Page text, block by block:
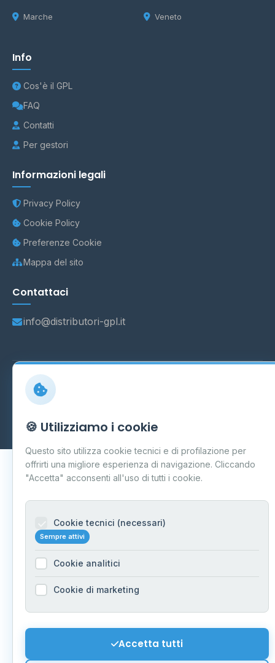
Marche Veneto
Info
Cos'è il GPL
FAQ
Contatti
Per gestori
Informazioni legali
Privacy Policy
Cookie Policy
Preferenze Cookie
Mappa del sito
Contattaci
info@distributori-gpl.it
© 2026 - Distributori di GPL -
Aggiornamento quotidiano
🍪 Utilizziamo i cookie
Questo sito utilizza cookie tecnici e di profilazione per
offrirti una migliore esperienza di navigazione. Cliccando
"Accetta" acconsenti all'uso di tutti i cookie.
Cookie tecnici (necessari)
Sempre attivi
Cookie analitici
Cookie di marketing
Accetta tutti